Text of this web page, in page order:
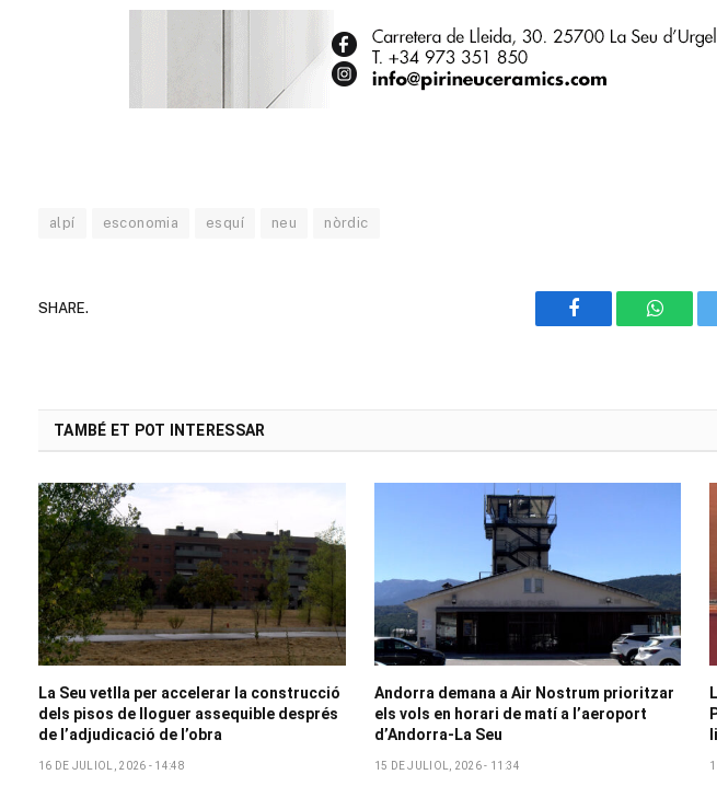
alpí esconomia esquí neu nòrdic
SHARE.
Facebook
TAMBÉ ET POT INTERESSAR
La Seu vetlla per accelerar la construcció
dels pisos de lloguer assequible després
de l’adjudicació de l’obra
16 DE JULIOL, 2026 - 14:48
Andorra demana a Air Nostrum prioritzar
els vols en horari de matí a l’aeroport
d’Andorra-La Seu
15 DE JULIOL, 2026 - 11:34